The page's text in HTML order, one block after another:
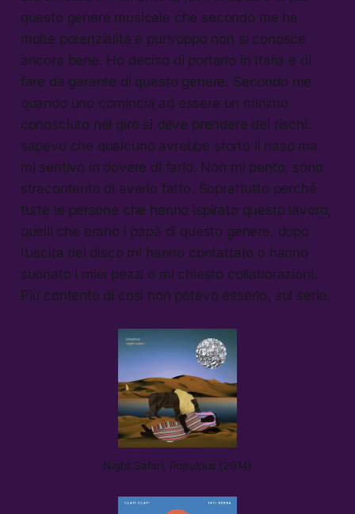
questo genere musicale che secondo me ha
molte potenzialità e purtroppo non si conosce
ancora bene. Ho deciso di portarlo in Italia e di
fare da garante di questo genere. Secondo me
quando uno comincia ad essere un minimo
conosciuto nel giro si deve prendere dei rischi:
sapevo che qualcuno avrebbe storto il naso ma
mi sentivo in dovere di farlo. Non mi pento, sono
stracontento di averlo fatto. Soprattutto perché
tutte le persone che hanno ispirato questo lavoro,
quelli che erano i papà di questo genere, dopo
l’uscita del disco mi hanno contattato o hanno
suonato i miei pezzi o mi chiesto collaborazioni.
Più contento di così non potevo esserlo, sul serio.
Night Safari, Populous (2014)